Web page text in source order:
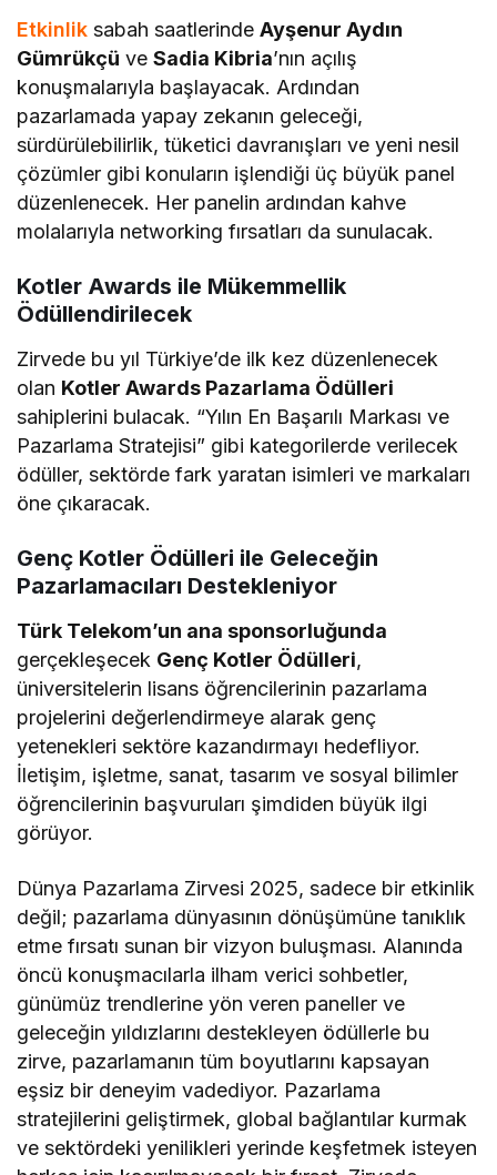
Etkinlik sabah saatlerindeAyşenur Aydın
Gümrükçü veSadia Kibria’nın açılış
konuşmalarıyla başlayacak. Ardından
pazarlamada yapay zekanın geleceği,
sürdürülebilirlik, tüketici davranışları ve yeni nesil
çözümler gibi konuların işlendiği üç büyük panel
düzenlenecek. Her panelin ardından kahve
molalarıyla networking fırsatları da sunulacak.
Kotler Awards ile Mükemmellik
Ödüllendirilecek
Zirvede bu yıl Türkiye’de ilk kez düzenlenecek
olan Kotler Awards Pazarlama Ödülleri
sahiplerini bulacak. “Yılın En Başarılı Markası ve
Pazarlama Stratejisi” gibi kategorilerde verilecek
ödüller, sektörde fark yaratan isimleri ve markaları
öne çıkaracak.
Genç Kotler Ödülleri ile Geleceğin
Pazarlamacıları Destekleniyor
Türk Telekom’un ana sponsorluğunda
gerçekleşecek Genç Kotler Ödülleri,
üniversitelerin lisans öğrencilerinin pazarlama
projelerini değerlendirmeye alarak genç
yetenekleri sektöre kazandırmayı hedefliyor.
İletişim, işletme, sanat, tasarım ve sosyal bilimler
öğrencilerinin başvuruları şimdiden büyük ilgi
görüyor.
Dünya Pazarlama Zirvesi 2025, sadece bir etkinlik
değil; pazarlama dünyasının dönüşümüne tanıklık
etme fırsatı sunan bir vizyon buluşması. Alanında
öncü konuşmacılarla ilham verici sohbetler,
günümüz trendlerine yön veren paneller ve
geleceğin yıldızlarını destekleyen ödüllerle bu
zirve, pazarlamanın tüm boyutlarını kapsayan
eşsiz bir deneyim vadediyor. Pazarlama
stratejilerini geliştirmek, global bağlantılar kurmak
ve sektördeki yenilikleri yerinde keşfetmek isteyen